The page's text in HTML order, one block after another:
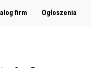
firm Ogłoszenia